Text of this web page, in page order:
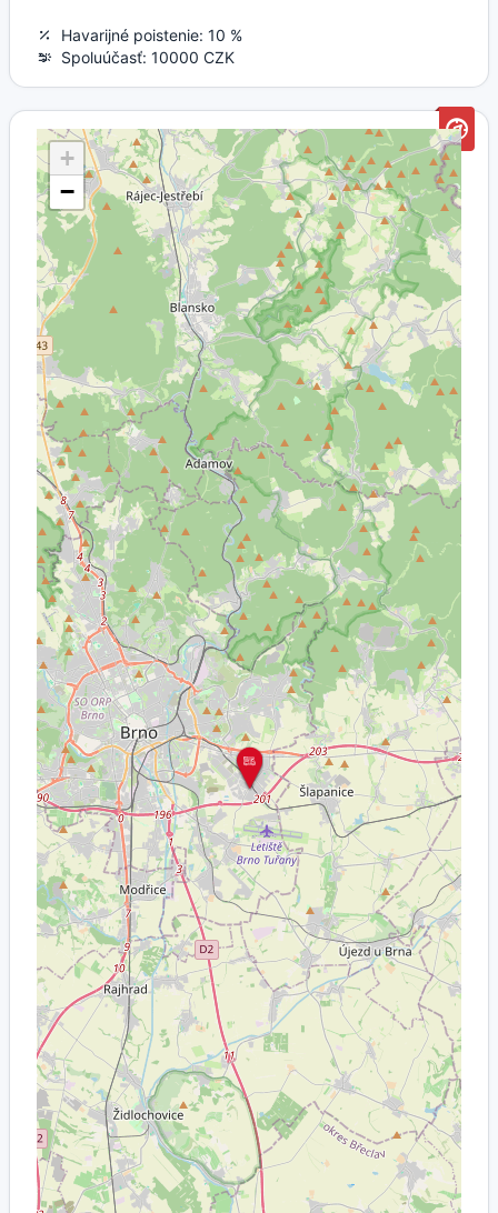
Havarijné poistenie: 10 %
Spoluúčasť: 10000 CZK
+
−